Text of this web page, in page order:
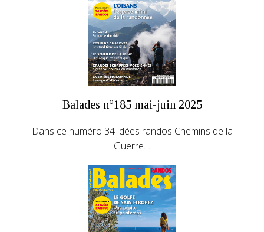
Balades n°185 mai-juin 2025
Dans ce numéro 34 idées randos Chemins de la
Guerre…